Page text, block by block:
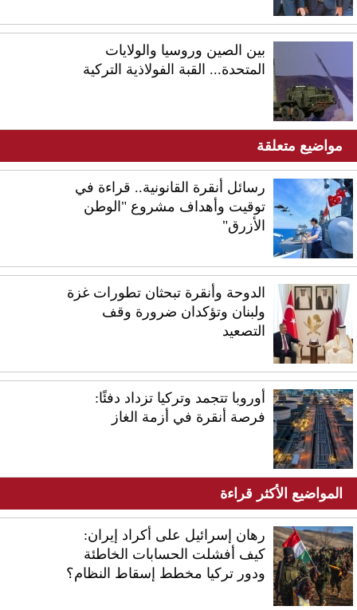
بين الصين وروسيا والولايات
المتحدة... القبة الفولاذية التركية
مواضيع متعلقة
رسائل أنقرة القانونية.. قراءة في
توقيت وأهداف مشروع "الوطن
الأزرق"
الدوحة وأنقرة تبحثان تطورات غزة
ولبنان وتؤكدان ضرورة وقف
التصعيد
أوروبا تتجمد وتركيا تزداد دفئًا:
فرصة أنقرة في أزمة الغاز
المواضيع الأكثر قراءة
رهان إسرائيل على أكراد إيران:
كيف أفشلت الحسابات الخاطئة
ودور تركيا مخطط إسقاط النظام؟